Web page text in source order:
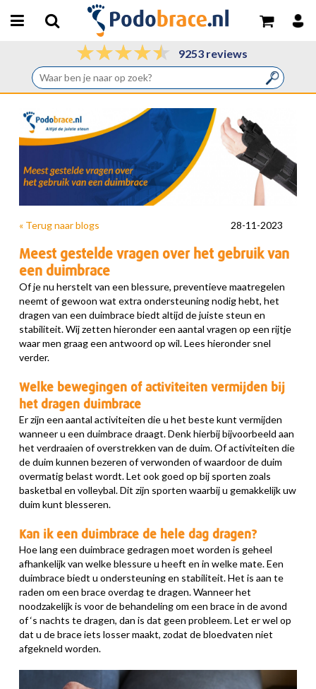
9253 reviews
« Terug naar blogs 28-11-2023
Meest gestelde vragen over het gebruik van
een duimbrace
Of je nu herstelt van een blessure, preventieve maatregelen
neemt of gewoon wat extra ondersteuning nodig hebt, het
dragen van een duimbrace biedt altijd de juiste steun en
stabiliteit. Wij zetten hieronder een aantal vragen op een rijtje
waar men graag een antwoord op wil. Lees hieronder snel
verder.
Welke bewegingen of activiteiten vermijden bij
het dragen duimbrace
Er zijn een aantal activiteiten die u het beste kunt vermijden
wanneer u een duimbrace draagt. Denk hierbij bijvoorbeeld aan
het verdraaien of overstrekken van de duim. Of activiteiten die
de duim kunnen bezeren of verwonden of waardoor de duim
overmatig belast wordt. Let ook goed op bij sporten zoals
basketbal en volleybal. Dit zijn sporten waarbij u gemakkelijk uw
duim kunt blesseren.
Kan ik een duimbrace de hele dag dragen?
Hoe lang een duimbrace gedragen moet worden is geheel
afhankelijk van welke blessure u heeft en in welke mate. Een
duimbrace biedt u ondersteuning en stabiliteit. Het is aan te
raden om een brace overdag te dragen. Wanneer het
noodzakelijk is voor de behandeling om een brace in de avond
of ‘s nachts te dragen, dan is dat geen probleem. Let er wel op
dat u de brace iets losser maakt, zodat de bloedvaten niet
afgekneld worden.